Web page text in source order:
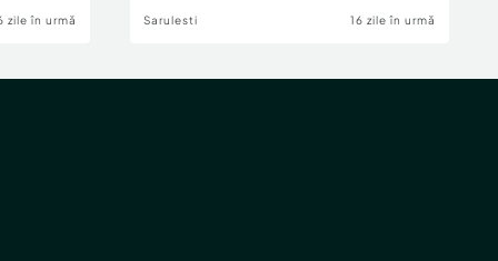
zile în urmă Sarulesti 16 zile în urmă